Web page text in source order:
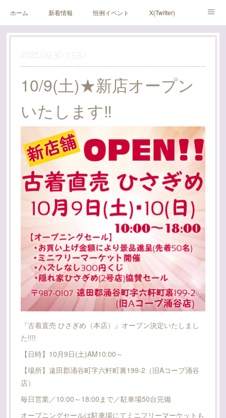
ホーム 新着情報 恒例イベント X(Twitter)
アメブロ Instagram
2021.09.30 23:30
10/9(土)★新店オープン
いたします‼️
『古着直売 ひさぎめ（本店）』オープン決定いたしまし
た!!!!
【日時】10月9日(土)AM10:00～
【場所】遠田郡涌谷町字六軒町裏199-2（旧Aコープ涌谷
店）
毎日営業／10:00～18:00まで／駐車場50台完備
オープニングセールは駐車場にてミニフリーマーケットも